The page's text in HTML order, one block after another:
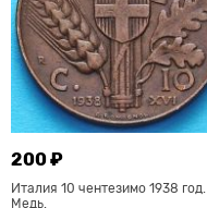
200 ₽
Италия 10 чентезимо 1938 год.
Медь.